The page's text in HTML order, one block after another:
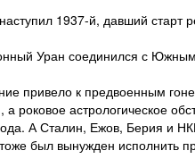
1937-й, давший старт
Уран соединился с
привело к предвоенным
а роковое астрологическое
А Сталин, Ежов, Берия и
был вынужден исполнить